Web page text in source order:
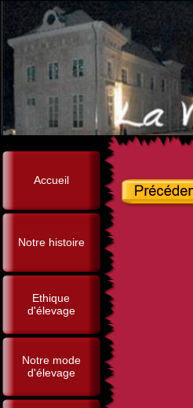
Accueil
Notre histoire
Ethique
d'élevage
Notre mode
d'élevage